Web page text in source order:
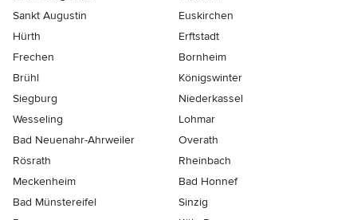
Sankt Augustin
Euskirchen
Hürth
Erftstadt
Frechen
Bornheim
Brühl
Königswinter
Siegburg
Niederkassel
Wesseling
Lohmar
Bad Neuenahr-Ahrweiler
Overath
Rösrath
Rheinbach
Meckenheim
Bad Honnef
Bad Münstereifel
Sinzig